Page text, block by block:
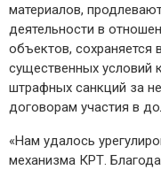
материалов,
деятельности в
объектов,
существенных условий
штрафных санкций за
договорам участия в
«Нам удалось
механизма КРТ.